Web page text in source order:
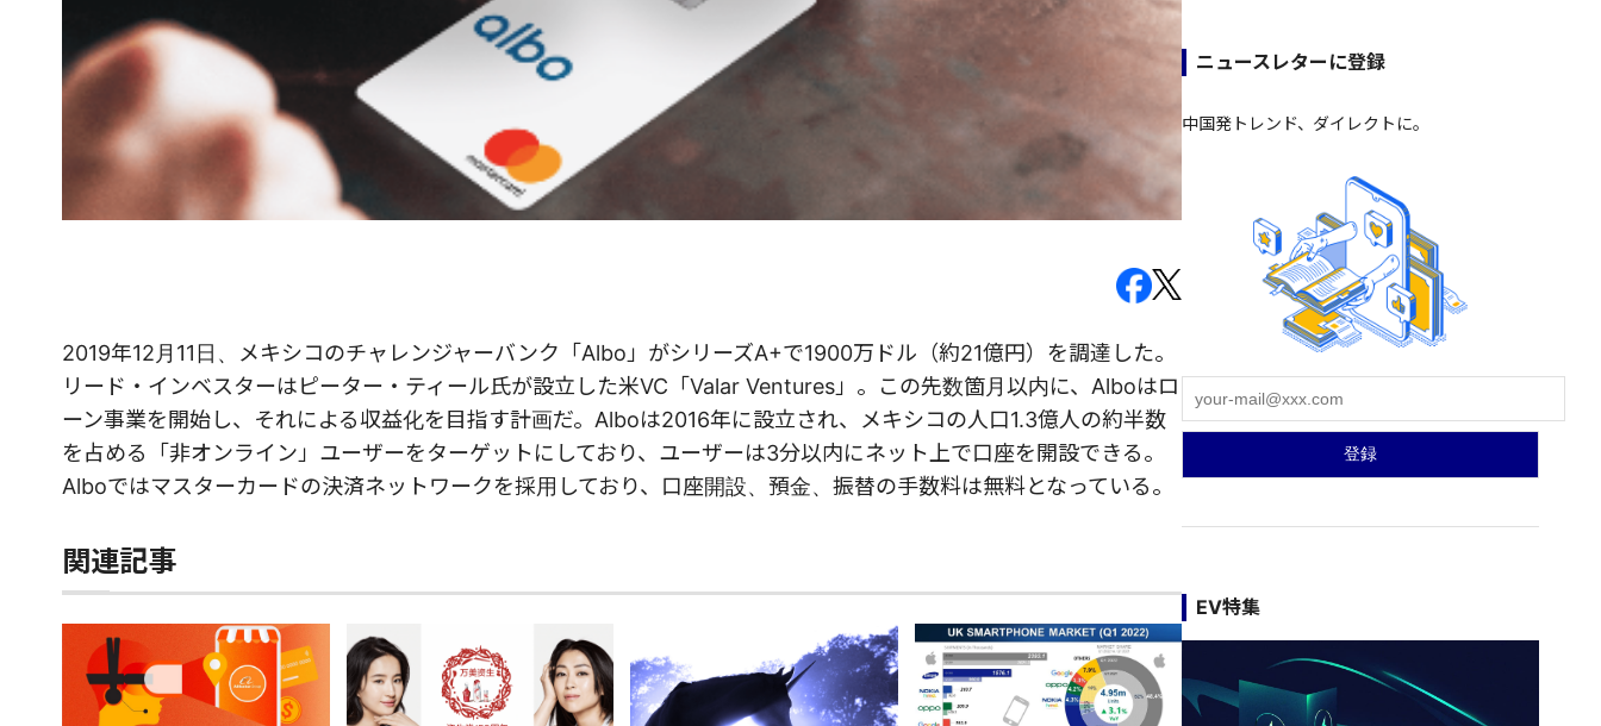
2019年12月11日、メキシコのチャレンジャーバンク「Albo」がシリーズA+で1900万ドル（約21億円）を調達した。
リード・インベスターはピーター・ティール氏が設立した米VC「Valar Ventures」。この先数箇月以内に、Alboはロ
ーン事業を開始し、それによる収益化を目指す計画だ。Alboは2016年に設立され、メキシコの人口1.3億人の約半数
を占める「非オンライン」ユーザーをターゲットにしており、ユーザーは3分以内にネット上で口座を開設できる。
Alboではマスターカードの決済ネットワークを採用しており、口座開設、預金、振替の手数料は無料となっている。
関連記事
ニュースレターに登録
中国発トレンド、ダイレクトに。
EV特集